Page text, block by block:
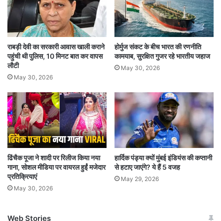
आज का दिन आपके लिए कमजोर रहने वाला है। आपको
आज आर्थिक मामलों में सोच समझकर निर्णय लेने होंगे। आप
किसी बात से लेकर परेशान रहेंगे। आप ससुराल पक्ष के
किसी व्यक्ति से लेनदेन ना करें। आपको अपने किसी मित्र
ईर्षालु व झगडालु लोगों से सावधान रहने की आवश्यकता है।
व्यवसाय के किसी काम से आपको यात्रा पर जाना पड़
सकता है, जो आपके लिए अच्छी रहेगी।
मिथुन दैनिक राशिफल (Gemini Daily Horoscope)
आज का दिन आपके लिए समस्याओं से भरा रहने वाला है।
राबड़ी देवी का सरकारी आवास खाली कराने
पहुंची थी पुलिस, 10 मिनट बात कर वापस
लौटी
May 30, 2026
होर्मुज संकट के बीच भारत की रणनीति
कामयाब, सुरक्षित गुजर रहे भारतीय जहाज
May 30, 2026
ढिंचैक पूजा ने शादी पर रिलीज किया नया
गाना, सोशल मीडिया पर वायरल हुईं मजेदार
प्रतिक्रियाएं
May 30, 2026
हार्दिक पंड्या क्यों मुंबई इंडियंस की कप्तानी
से हटाए जाएंगे? ये हैं 5 वजह
May 29, 2026
Web Stories